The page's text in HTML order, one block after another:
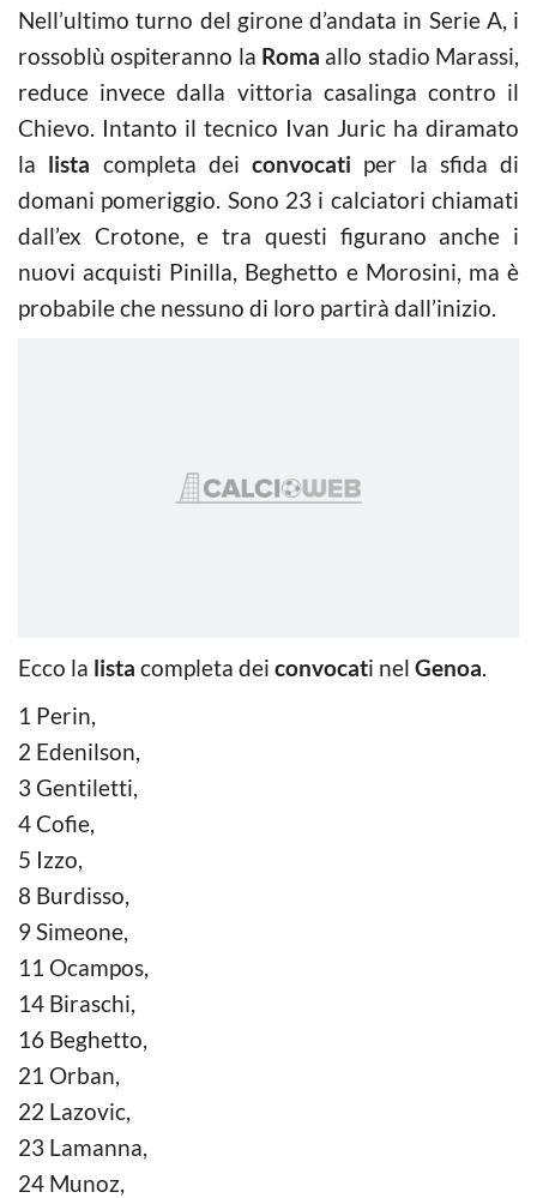
Nell’ultimo turno del girone d’andata in Serie A, i
rossoblù ospiteranno la Roma allo stadio Marassi,
reduce invece dalla vittoria casalinga contro il
Chievo. Intanto il tecnico Ivan Juric ha diramato
la lista completa dei convocati per la sfida di
domani pomeriggio. Sono 23 i calciatori chiamati
dall’ex Crotone, e tra questi figurano anche i
nuovi acquisti Pinilla, Beghetto e Morosini, ma è
probabile che nessuno di loro partirà dall’inizio.
Ecco la lista completa dei convocati nel Genoa.
1 Perin,
2 Edenilson,
3 Gentiletti,
4 Cofie,
5 Izzo,
8 Burdisso,
9 Simeone,
11 Ocampos,
14 Biraschi,
16 Beghetto,
21 Orban,
22 Lazovic,
23 Lamanna,
24 Munoz,